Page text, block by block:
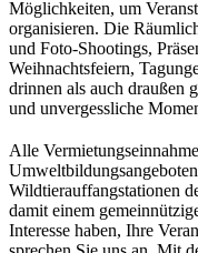
Möglichkeiten, um
organisieren. Die
und Foto-Shootings,
Weihnachtsfeiern,
drinnen als auch draußen
und unvergessliche
Alle
Wildtierauffangstationen
damit einem
Interesse haben, Ihre